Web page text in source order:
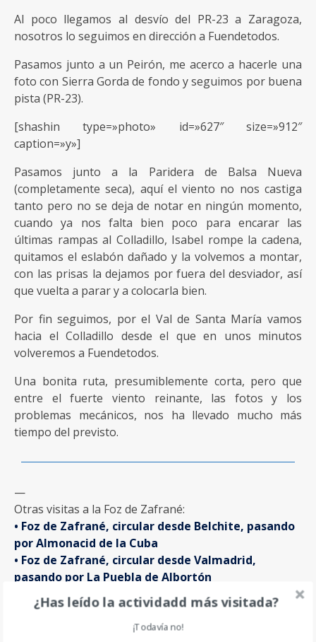
Al poco llegamos al desvío del PR-23 a Zaragoza,
nosotros lo seguimos en dirección a Fuendetodos.
Pasamos junto a un Peirón, me acerco a hacerle una
foto con Sierra Gorda de fondo y seguimos por buena
pista (PR-23).
[shashin type=»photo» id=»627″ size=»912″
caption=»y»]
Pasamos junto a la Paridera de Balsa Nueva
(completamente seca), aquí el viento no nos castiga
tanto pero no se deja de notar en ningún momento,
cuando ya nos falta bien poco para encarar las
últimas rampas al Colladillo, Isabel rompe la cadena,
quitamos el eslabón dañado y la volvemos a montar,
con las prisas la dejamos por fuera del desviador, así
que vuelta a parar y a colocarla bien.
Por fin seguimos, por el Val de Santa María vamos
hacia el Colladillo desde el que en unos minutos
volveremos a Fuendetodos.
Una bonita ruta, presumiblemente corta, pero que
entre el fuerte viento reinante, las fotos y los
problemas mecánicos, nos ha llevado mucho más
tiempo del previsto.
—
Otras visitas a la Foz de Zafrané:
• Foz de Zafrané, circular desde Belchite, pasando
por Almonacid de la Cuba
• Foz de Zafrané, circular desde Valmadrid,
pasando por La Puebla de Albortón
¿Has leído la actividadd más visitada?
¡Todavía no!